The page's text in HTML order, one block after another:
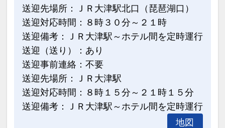
送迎先場所：ＪＲ大津駅北口（琵琶湖口）
送迎対応時間：８時３０分～２１時
送迎備考：ＪＲ大津駅～ホテル間を定時運行
送迎（送り）：あり
送迎事前連絡：不要
送迎先場所：ＪＲ大津駅
送迎対応時間：８時１５分～２１時１５分
送迎備考：ＪＲ大津駅～ホテル間を定時運行
地図